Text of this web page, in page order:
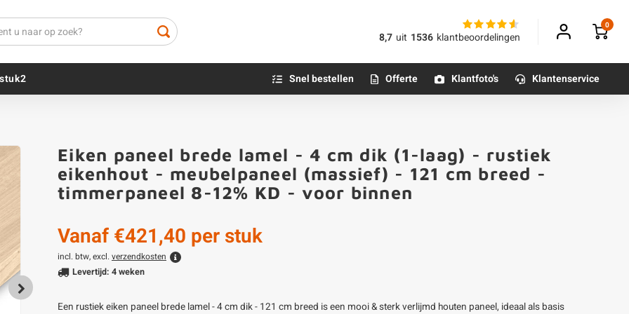
8,7 uit 1536 klantbeoordelingen
0
Blauwsteen sokkels
Olie - voor buiten
Impregneer
Teer
Oxaalzuur
Betonmortels
Alle poten & onderstellen
Snel bestellen Offerte Klantfoto's Klantenservice
Eiken paneel brede lamel - 4 cm dik (1-laag) - rustiek
eikenhout - meubelpaneel (massief) - 121 cm breed -
timmerpaneel 8-12% KD - voor binnen
Vanaf€421,40 per stuk
incl. btw, excl. verzendkosten
Levertijd: 4 weken
Een rustiek eiken paneel brede lamel - 4 cm dik - 121 cm breed is een mooi & sterk verlijmd houten paneel, ideaal als basis